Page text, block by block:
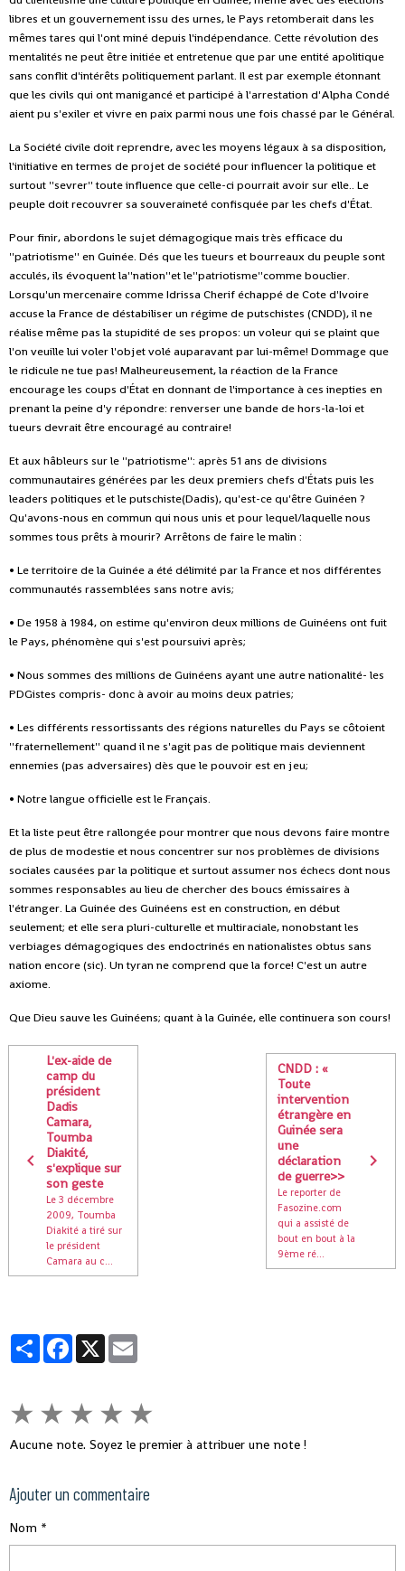
libres et un gouvernement issu des urnes, le Pays retomberait dans les
mêmes tares qui l'ont miné depuis l'indépendance. Cette révolution des
mentalités ne peut être initiée et entretenue que par une entité apolitique
sans conflit d'intérêts politiquement parlant. Il est par exemple étonnant
que les civils qui ont manigancé et participé à l'arrestation d'Alpha Condé
aient pu s'exiler et vivre en paix parmi nous une fois chassé par le Général.
La Société civile doit reprendre, avec les moyens légaux à sa disposition,
l'initiative en termes de projet de société pour influencer la politique et
surtout ''sevrer'' toute influence que celle-ci pourrait avoir sur elle.. Le
peuple doit recouvrer sa souveraineté confisquée par les chefs d'État.
Pour finir, abordons le sujet démagogique mais très efficace du
''patriotisme'' en Guinée. Dés que les tueurs et bourreaux du peuple sont
acculés, ils évoquent la''nation''et le''patriotisme''comme bouclier.
Lorsqu'un mercenaire comme Idrissa Cherif échappé de Cote d'Ivoire
accuse la France de déstabiliser un régime de putschistes (CNDD), il ne
réalise même pas la stupidité de ses propos: un voleur qui se plaint que
l'on veuille lui voler l'objet volé auparavant par lui-même! Dommage que
le ridicule ne tue pas! Malheureusement, la réaction de la France
encourage les coups d'État en donnant de l'importance à ces inepties en
prenant la peine d'y répondre: renverser une bande de hors-la-loi et
tueurs devrait être encouragé au contraire!
Et aux hâbleurs sur le ''patriotisme'': après 51 ans de divisions
communautaires générées par les deux premiers chefs d'États puis les
leaders politiques et le putschiste(Dadis), qu'est-ce qu'être Guinéen ?
Qu'avons-nous en commun qui nous unis et pour lequel/laquelle nous
sommes tous prêts à mourir? Arrêtons de faire le malin :
• Le territoire de la Guinée a été délimité par la France et nos différentes
communautés rassemblées sans notre avis;
• De 1958 à 1984, on estime qu'environ deux millions de Guinéens ont fuit
le Pays, phénomène qui s'est poursuivi après;
• Nous sommes des millions de Guinéens ayant une autre nationalité- les
PDGistes compris- donc à avoir au moins deux patries;
• Les différents ressortissants des régions naturelles du Pays se côtoient
''fraternellement'' quand il ne s'agit pas de politique mais deviennent
ennemies (pas adversaires) dès que le pouvoir est en jeu;
• Notre langue officielle est le Français.
Et la liste peut être rallongée pour montrer que nous devons faire montre
de plus de modestie et nous concentrer sur nos problèmes de divisions
sociales causées par la politique et surtout assumer nos échecs dont nous
sommes responsables au lieu de chercher des boucs émissaires à
l'étranger. La Guinée des Guinéens est en construction, en début
seulement; et elle sera pluri-culturelle et multiraciale, nonobstant les
verbiages démagogiques des endoctrinés en nationalistes obtus sans
nation encore (sic). Un tyran ne comprend que la force! C'est un autre
axiome.
Que Dieu sauve les Guinéens; quant à la Guinée, elle continuera son cours!
L'ex-aide de
camp du
président
Dadis
Camara,
Toumba
Diakité,
s'explique sur
son geste
Le 3 décembre
2009, Toumba
Diakité a tiré sur
le président
Camara au c...
CNDD : «
Toute
intervention
étrangère en
Guinée sera
une
déclaration
de guerre>>
Le reporter de
Fasozine.com
qui a assisté de
bout en bout à la
9ème ré...
PartagerFacebook
X
★ ★ ★ ★ ★
Aucune note. Soyez le premier à attribuer une note !
Ajouter un commentaire
Nom